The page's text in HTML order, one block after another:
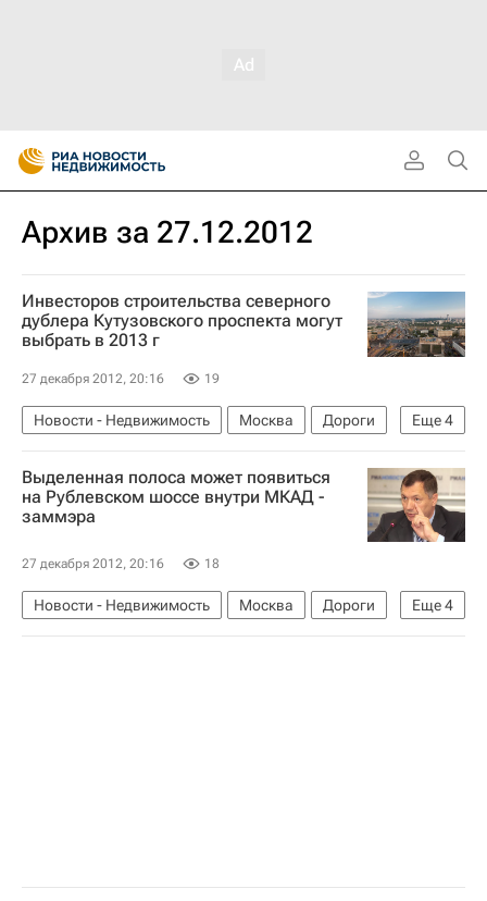
Архив за 27.12.2012
Инвесторов строительства северного
дублера Кутузовского проспекта могут
выбрать в 2013 г
27 декабря 2012, 20:16 19
Еще4
Новости - Недвижимость Москва
Дороги
Инвесторы
Марат Хуснуллин
Инфраструктура
Россия
Выделенная полоса может появиться
на Рублевском шоссе внутри МКАД -
заммэра
27 декабря 2012, 20:16 18
Еще4
Новости - Недвижимость Москва
Дороги
Транспорт
Марат Хуснуллин